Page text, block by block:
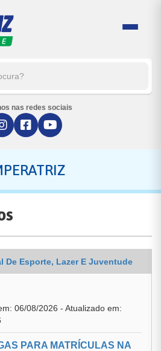
nas redes sociais
De Esporte, Lazer E Juventude
06/08/2026 - Atualizado em:
PARA MATRÍCULAS NA